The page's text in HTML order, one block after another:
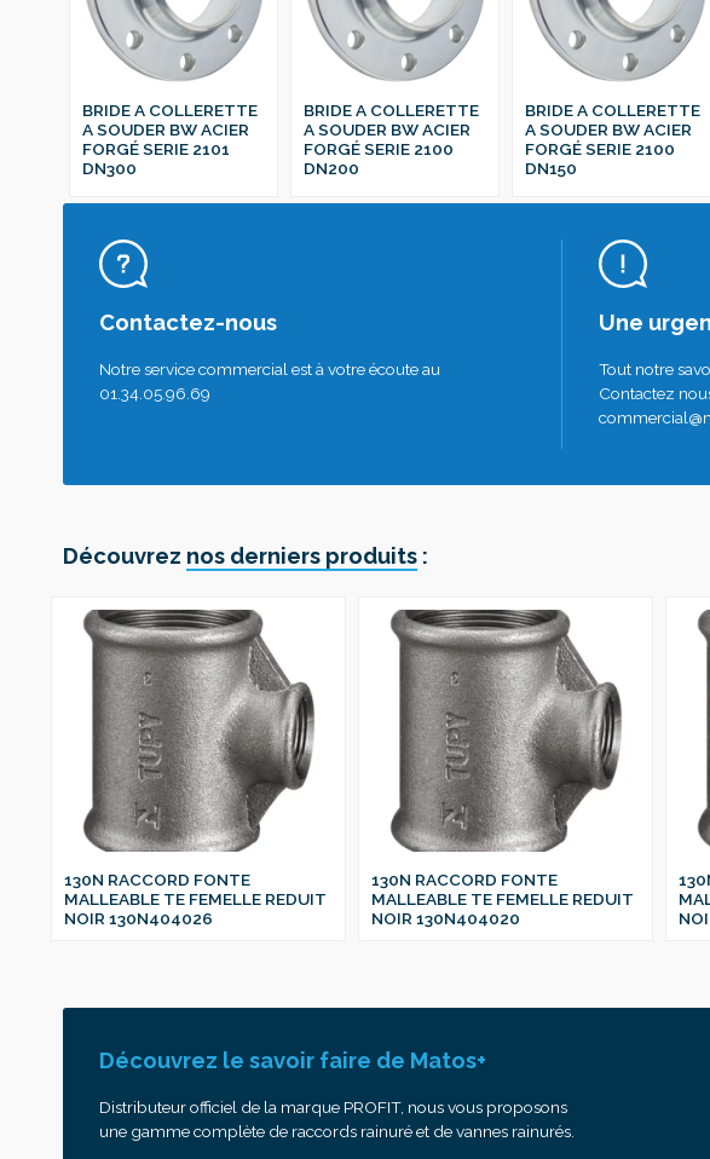
BRIDE A COLLERETTE
A SOUDER BW ACIER
FORGÉ SERIE 2101
DN300
BRIDE A COLLERETTE
A SOUDER BW ACIER
FORGÉ SERIE 2100
DN200
BRIDE A COLLERETTE
A SOUDER BW ACIER
FORGÉ SERIE 2100
DN150
Contactez-nous
Notre service commercial est à votre écoute au
01.34.05.96.69
Une
Tout notre
Contactez
Découvrez nos derniers produits :
130N RACCORD FONTE
MALLEABLE TE FEMELLE REDUIT
NOIR 130N404026
130N RACCORD FONTE
MALLEABLE TE FEMELLE REDUIT
NOIR 130N404020
Découvrez le savoir faire de Matos+
Distributeur officiel de la marque PROFIT, nous vous proposons
une gamme complète de raccords rainuré et de vannes rainurés.